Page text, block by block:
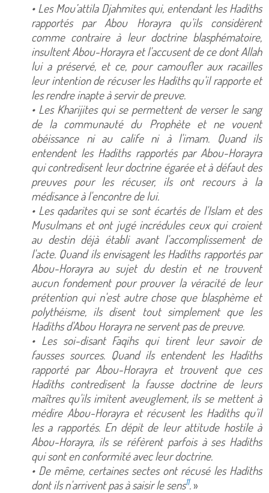
• Les Mou’attila Djahmites qui, entendant les Hadiths
rapportés par Abou Horayra qu'ils considèrent
comme contraire à leur doctrine blasphématoire,
insultent Abou-Horayra et l'accusent de ce dont Allah
lui a préservé, et ce, pour camoufler aux racailles
leur intention de récuser les Hadiths qu'il rapporte et
les rendre inapte à servir de preuve.
• Les Kharijites qui se permettent de verser le sang
de la communauté du Prophète et ne vouent
obéissance ni au calife ni à l'imam. Quand ils
entendent les Hadiths rapportés par Abou-Horayra
qui contredisent leur doctrine égarée et à défaut des
preuves pour les récuser, ils ont recours à la
médisance à l'encontre de lui.
• Les qadarites qui se sont écartés de l'Islam et des
Musulmans et ont jugé incrédules ceux qui croient
au destin déjà établi avant l'accomplissement de
l'acte. Quand ils envisagent les Hadiths rapportés par
Abou-Horayra au sujet du destin et ne trouvent
aucun fondement pour prouver la véracité de leur
prétention qui n'est autre chose que blasphème et
polythéisme, ils disent tout simplement que les
Hadiths d'Abou Horayra ne servent pas de preuve.
• Les soi-disant Faqihs qui tirent leur savoir de
fausses sources. Quand ils entendent les Hadiths
rapporté par Abou-Horayra et trouvent que ces
Hadiths contredisent la fausse doctrine de leurs
maîtres qu'ils imitent aveuglement, ils se mettent à
médire Abou-Horayra et récusent les Hadiths qu'il
les a rapportés. En dépit de leur attitude hostile à
Abou-Horayra, ils se réfèrent parfois à ses Hadiths
qui sont en conformité avec leur doctrine.
• De même, certaines sectes ont récusé les Hadiths
dont ils n'arrivent pas à saisir le sens11.»